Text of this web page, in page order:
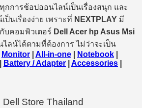
กการช้อปออนไลน์เป็นเรื่องสนุก และ
นเรื่องง่าย เพราะที่ NEXTPLAY มี
บคอมพิวเตอร์ Dell Acer hp Asus Msi
ลน์ได้ตามที่ต้องการ ไม่ว่าจะเป็น
Monitor All-in-one Notebook
Battery / Adapter Accessories
Store Thailand